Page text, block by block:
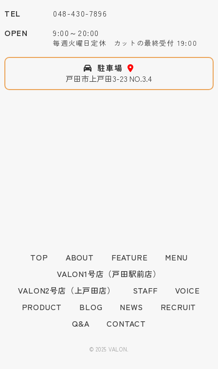
TEL
048-430-7896
OPEN
9:00～20:00
毎週火曜日定休 カットの最終受付 19:00
駐車場
戸田市上戸田3-23 NO.3.4
TOP ABOUT FEATURE
MENU
VALON1号店（戸田駅前店）
VALON2号店（上戸田店）
STAFF
VOICE
PRODUCT
BLOG NEWS
RECRUIT
Q&A
CONTACT
© 2025 VALON.